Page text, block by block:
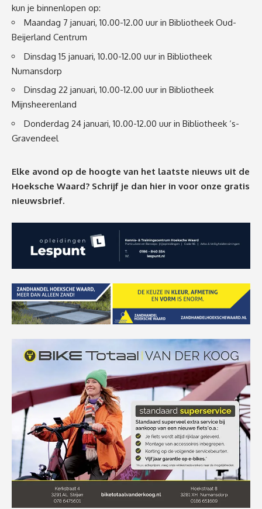
kun je binnenlopen op:
Maandag 7 januari, 10.00-12.00 uur in Bibliotheek Oud-
Beijerland Centrum
Dinsdag 15 januari, 10.00-12.00 uur in Bibliotheek
Numansdorp
Dinsdag 22 januari, 10.00-12.00 uur in Bibliotheek
Mijnsheerenland
Donderdag 24 januari, 10.00-12.00 uur in Bibliotheek ‘s-
Gravendeel
Elke avond op de hoogte van het laatste nieuws uit de
Hoeksche Waard? Schrijf je dan hier in voor onze gratis
nieuwsbrief.